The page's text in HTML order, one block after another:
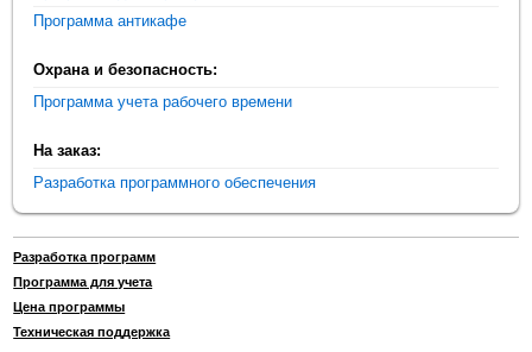
Программа антикафе
Охрана и безопасность:
Программа учета рабочего времени
На заказ:
Разработка программного обеспечения
Разработка программ
Программа для учета
Цена программы
Техническая поддержка